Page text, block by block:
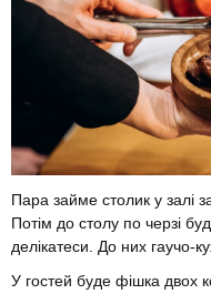
Пара займе столик у залі
Потім до столу по черзі
делікатеси. До них гаучо-
У гостей буде фішка двох